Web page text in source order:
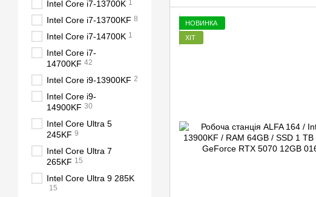
НОВИНКА
ХІТ
Intel Core i7-13700K 1
Intel Core i7-13700KF 8
Intel Core i7-14700K 1
Intel Core i7-
14700KF 42
Intel Core i9-13900KF 2
Intel Core i9-
14900KF 30
Intel Core Ultra 5
245KF 9
Intel Core Ultra 7
265KF 15
Intel Core Ultra 9 285K
15